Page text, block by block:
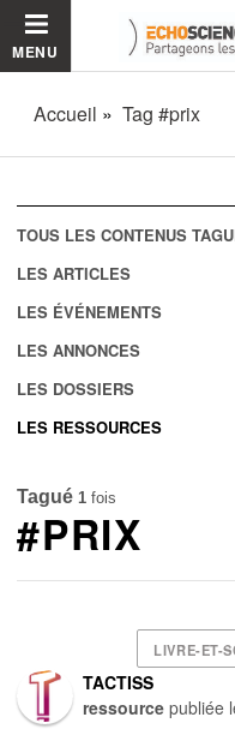
MENU
Accueil Tag #prix
TOUS LES CONTENUS
LES ARTICLES
LES ÉVÉNEMENTS
LES ANNONCES
LES DOSSIERS
LES RESSOURCES
Tagué 1 fois
#PRIX
LIVRE-ET-
TACTISS
ressource publiée